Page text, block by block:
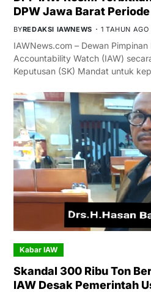
DPW Jawa Barat
BYREDAKSI IAWNEWS 1 TAHUN AGO
IAWNews.com – Dewan
Accountability Watch (IAW)
Keputusan (SK) Mandat untuk
Kabar IAW
Skandal 300 Ribu Ton
IAW Desak Pemerintah